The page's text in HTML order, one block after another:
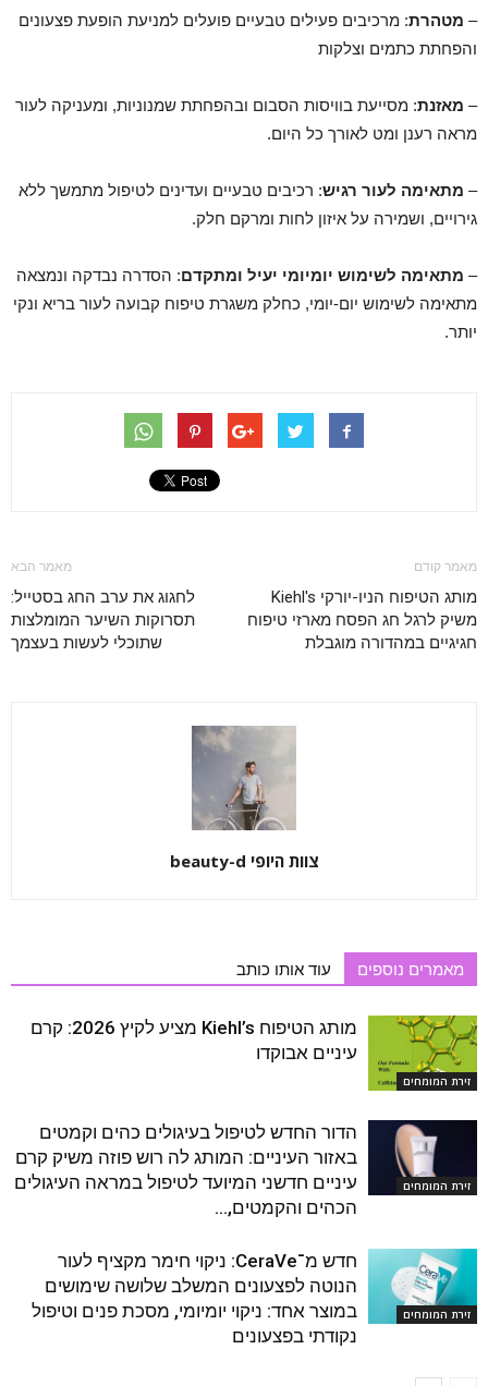
– מטהרת: מרכיבים פעילים טבעיים פועלים למניעת הופעת פצעונים
והפחתת כתמים וצלקות
– מאזנת: מסייעת בוויסות הסבום ובהפחתת שמנוניות, ומעניקה לעור
מראה רענן ומט לאורך כל היום.
– מתאימה לעור רגיש: רכיבים טבעיים ועדינים לטיפול מתמשך ללא
גירויים, ושמירה על איזון לחות ומרקם חלק.
– מתאימה לשימוש יומיומי יעיל ומתקדם: הסדרה נבדקה ונמצאה
מתאימה לשימוש יום-יומי, כחלק משגרת טיפוח קבועה לעור בריא ונקי
יותר.
מאמר קודם
מותג הטיפוח הניו-יורקי Kiehl's
משיק לרגל חג הפסח מארזי טיפוח
חגיגיים במהדורה מוגבלת
מאמר הבא
לחגוג את ערב החג בסטייל:
תסרוקות השיער המומלצות
שתוכלי לעשות בעצמך
צוות היופי beauty-d
מאמרים נוספים עוד אותו כותב
זירת המומחים
מותג הטיפוח Kiehl’s מציע לקיץ 2026: קרם
עיניים אבוקדו
זירת המומחים
הדור החדש לטיפול בעיגולים כהים וקמטים
באזור העיניים: המותג לה רוש פוזה משיק קרם
עיניים חדשני המיועד לטיפול במראה העיגולים
הכהים והקמטים,...
זירת המומחים
חדש מ־CeraVe: ניקוי חימר מקציף לעור
הנוטה לפצעונים המשלב שלושה שימושים
במוצר אחד: ניקוי יומיומי, מסכת פנים וטיפול
נקודתי בפצעונים